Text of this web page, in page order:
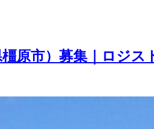
市）募集｜ロジス